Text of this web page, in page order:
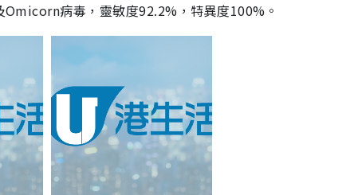
病毒，靈敏度92.2%，特異度100%。